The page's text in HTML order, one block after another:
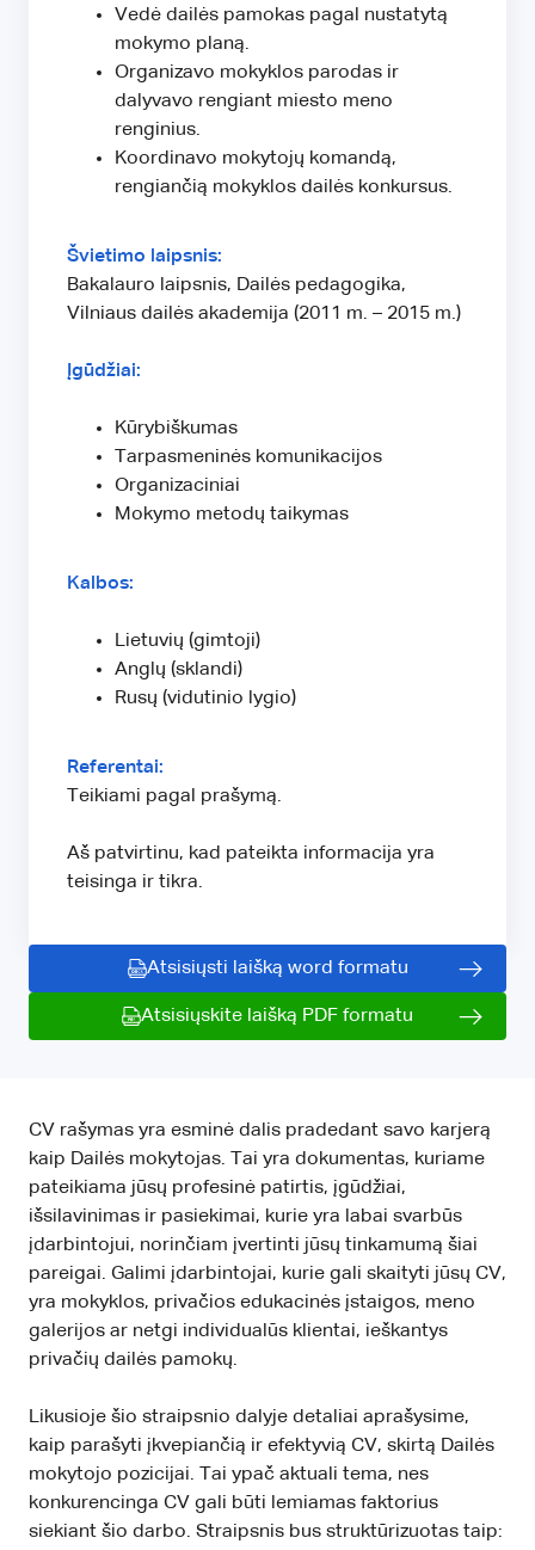
Vedė dailės pamokas pagal nustatytą
mokymo planą.
Organizavo mokyklos parodas ir
dalyvavo rengiant miesto meno
renginius.
Koordinavo mokytojų komandą,
rengiančią mokyklos dailės konkursus.
Švietimo laipsnis:
Bakalauro laipsnis, Dailės pedagogika,
Vilniaus dailės akademija (2011 m. – 2015 m.)
Įgūdžiai:
Kūrybiškumas
Tarpasmeninės komunikacijos
Organizaciniai
Mokymo metodų taikymas
Kalbos:
Lietuvių (gimtoji)
Anglų (sklandi)
Rusų (vidutinio lygio)
Referentai:
Teikiami pagal prašymą.
Aš patvirtinu, kad pateikta informacija yra
teisinga ir tikra.
Atsisiųsti laišką word formatu
Atsisiųskite laišką PDF formatu
CV rašymas yra esminė dalis pradedant savo karjerą
kaip Dailės mokytojas. Tai yra dokumentas, kuriame
pateikiama jūsų profesinė patirtis, įgūdžiai,
išsilavinimas ir pasiekimai, kurie yra labai svarbūs
įdarbintojui, norinčiam įvertinti jūsų tinkamumą šiai
pareigai. Galimi įdarbintojai, kurie gali skaityti jūsų CV,
yra mokyklos, privačios edukacinės įstaigos, meno
galerijos ar netgi individualūs klientai, ieškantys
privačių dailės pamokų.
Likusioje šio straipsnio dalyje detaliai aprašysime,
kaip parašyti įkvepiančią ir efektyvią CV, skirtą Dailės
mokytojo pozicijai. Tai ypač aktuali tema, nes
konkurencinga CV gali būti lemiamas faktorius
siekiant šio darbo. Straipsnis bus struktūrizuotas taip: